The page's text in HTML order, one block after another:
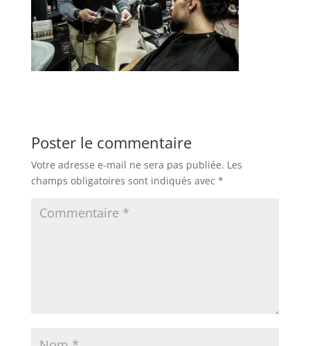
Poster le commentaire
Votre adresse e-mail ne sera pas publiée. Les
champs obligatoires sont indiqués avec *